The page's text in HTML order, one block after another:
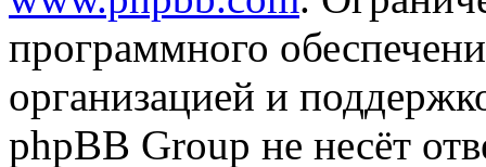
программного
организацией и
phpBB Group не несёт